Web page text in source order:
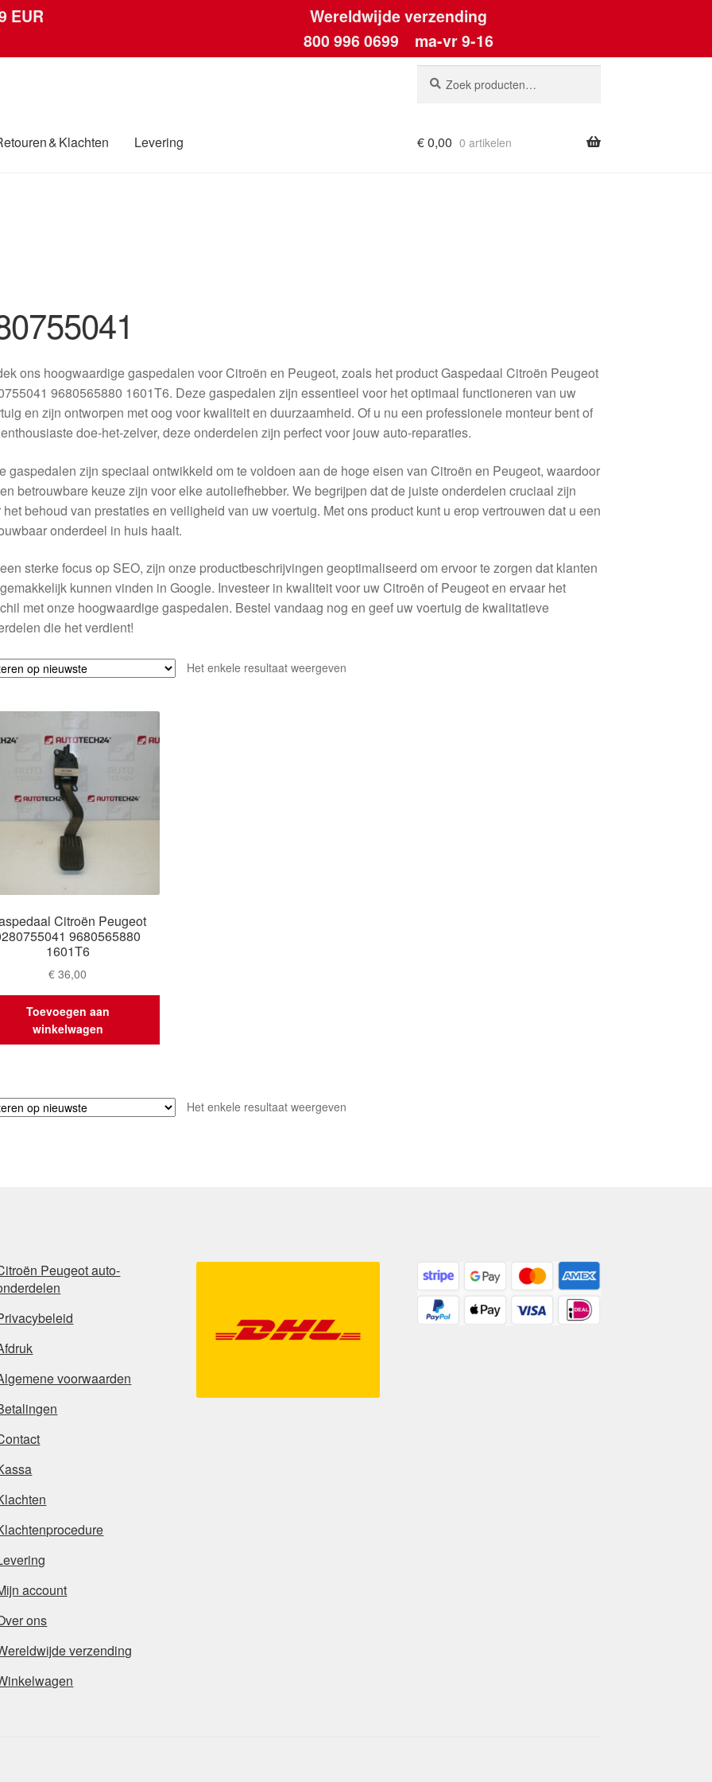
EUR
Wereldwijde verzending
800 996 0699 ma-vr 9-16
naar:
& Klachten Levering €0,00 0 artikelen
ons hoogwaardige gaspedalen voor Citroën en Peugeot, zoals het product Gaspedaal Citroën Peugeot
9680565880 1601T6. Deze gaspedalen zijn essentieel voor het optimaal functioneren van uw
en zijn ontworpen met oog voor kwaliteit en duurzaamheid. Of u nu een professionele monteur bent of
doe-het-zelver, deze onderdelen zijn perfect voor jouw auto-reparaties.
gaspedalen zijn speciaal ontwikkeld om te voldoen aan de hoge eisen van Citroën en Peugeot, waardoor
betrouwbare keuze zijn voor elke autoliefhebber. We begrijpen dat de juiste onderdelen cruciaal zijn
het behoud van prestaties en veiligheid van uw voertuig. Met ons product kunt u erop vertrouwen dat u een
onderdeel in huis haalt.
sterke focus op SEO, zijn onze productbeschrijvingen geoptimaliseerd om ervoor te zorgen dat klanten
kunnen vinden in Google. Investeer in kwaliteit voor uw Citroën of Peugeot en ervaar het
met onze hoogwaardige gaspedalen. Bestel vandaag nog en geef uw voertuig de kwalitatieve
die het verdient!
Het enkele resultaat weergeven
Citroën Peugeot
9680565880
1601T6
€ 36,00
Toevoegen aan
winkelwagen
Het enkele resultaat weergeven
Peugeot auto-
voorwaarden
account
ons
verzending